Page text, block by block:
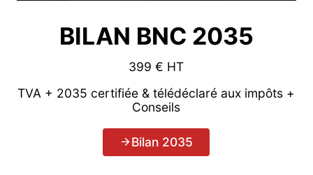
BILAN BNC 2035
399 € HT
TVA + 2035 certifiée & télédéclaré aux impôts +
Conseils
Bilan 2035